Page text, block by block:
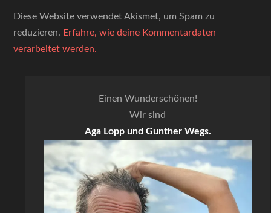
Diese Website verwendet Akismet, um Spam zu
reduzieren. Erfahre, wie deine Kommentardaten
verarbeitet werden.
Einen Wunderschönen!
Wir sind
Aga Lopp und Gunther Wegs.